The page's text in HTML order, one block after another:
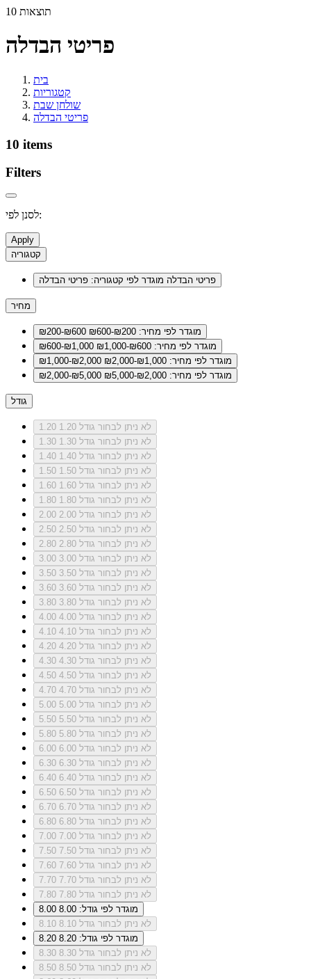
10 תוצאות
פריטי הבדלה
בית
קטגוריות
שולחן שבת
פריטי הבדלה
10 items
Filters
לסנן לפי:
Apply
קטגוריה
פריטי הבדלה מוגדר לפי קטגוריה: פריטי הבדלה
מחיר
₪200-₪600
מוגדר לפי מחיר: ₪200-₪600
₪600-₪1,000
מוגדר לפי מחיר: ₪600-₪1,000
₪1,000-₪2,000
מוגדר לפי מחיר: ₪1,000-₪2,000
₪2,000-₪5,000
מוגדר לפי מחיר: ₪2,000-₪5,000
גודל
1.20
לא ניתן לבחור גודל 1.20
1.30
לא ניתן לבחור גודל 1.30
1.40
לא ניתן לבחור גודל 1.40
1.50
לא ניתן לבחור גודל 1.50
1.60
לא ניתן לבחור גודל 1.60
1.80
לא ניתן לבחור גודל 1.80
2.00
לא ניתן לבחור גודל 2.00
2.50
לא ניתן לבחור גודל 2.50
2.80
לא ניתן לבחור גודל 2.80
3.00
לא ניתן לבחור גודל 3.00
3.50
לא ניתן לבחור גודל 3.50
3.60
לא ניתן לבחור גודל 3.60
3.80
לא ניתן לבחור גודל 3.80
4.00
לא ניתן לבחור גודל 4.00
4.10
לא ניתן לבחור גודל 4.10
4.20
לא ניתן לבחור גודל 4.20
4.30
לא ניתן לבחור גודל 4.30
4.50
לא ניתן לבחור גודל 4.50
4.70
לא ניתן לבחור גודל 4.70
5.00
לא ניתן לבחור גודל 5.00
5.50
לא ניתן לבחור גודל 5.50
5.80
לא ניתן לבחור גודל 5.80
6.00
לא ניתן לבחור גודל 6.00
6.30
לא ניתן לבחור גודל 6.30
6.40
לא ניתן לבחור גודל 6.40
6.50
לא ניתן לבחור גודל 6.50
6.70
לא ניתן לבחור גודל 6.70
6.80
לא ניתן לבחור גודל 6.80
7.00
לא ניתן לבחור גודל 7.00
7.50
לא ניתן לבחור גודל 7.50
7.60
לא ניתן לבחור גודל 7.60
7.70
לא ניתן לבחור גודל 7.70
7.80
לא ניתן לבחור גודל 7.80
8.00
מוגדר לפי גודל: 8.00
8.10
לא ניתן לבחור גודל 8.10
8.20
מוגדר לפי גודל: 8.20
8.30
לא ניתן לבחור גודל 8.30
8.50
לא ניתן לבחור גודל 8.50